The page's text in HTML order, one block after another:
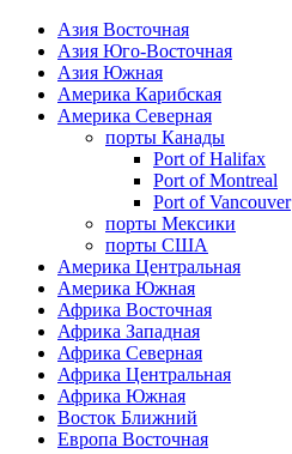
Азия Восточная
Азия Юго-Восточная
Азия Южная
Америка Карибская
Америка Северная
порты Канады
Port of Halifax
Port of Montreal
Port of Vancouver
порты Мексики
порты США
Америка Центральная
Америка Южная
Африка Восточная
Африка Западная
Африка Северная
Африка Центральная
Африка Южная
Восток Ближний
Европа Восточная